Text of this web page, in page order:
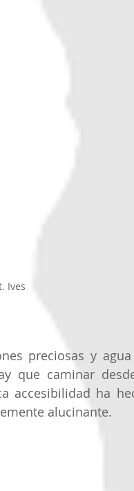
Ives
preciosas y
que caminar
accesibilidad ha
alucinante.